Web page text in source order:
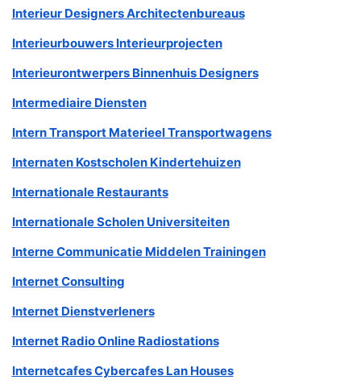
Interieur Designers Architectenbureaus
Interieurbouwers Interieurprojecten
Interieurontwerpers Binnenhuis Designers
Intermediaire Diensten
Intern Transport Materieel Transportwagens
Internaten Kostscholen Kindertehuizen
Internationale Restaurants
Internationale Scholen Universiteiten
Interne Communicatie Middelen Trainingen
Internet Consulting
Internet Dienstverleners
Internet Radio Online Radiostations
Internetcafes Cybercafes Lan Houses